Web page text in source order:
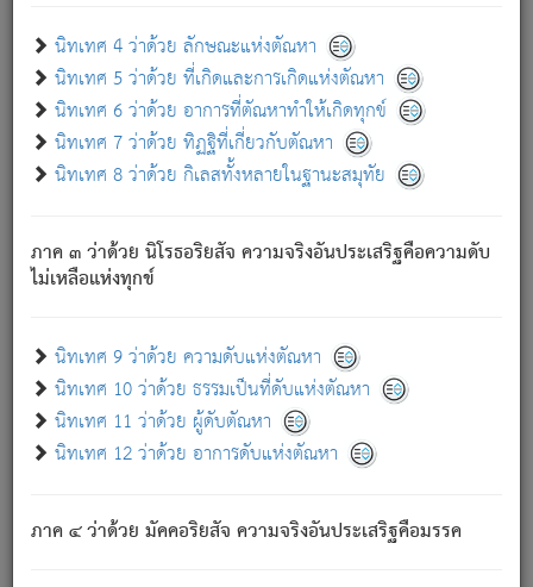
นิทเทศ 4 ว่าด้วย ลักษณะแห่งตัณหา
นิทเทศ 5 ว่าด้วย ที่เกิดและการเกิดแห่งตัณหา
นิทเทศ 6 ว่าด้วย อาการที่ตัณหาทำให้เกิดทุกข์
นิทเทศ 7 ว่าด้วย ทิฏฐิที่เกี่ยวกับตัณหา
นิทเทศ 8 ว่าด้วย กิเลสทั้งหลายในฐานะสมุทัย
ภาค ๓ ว่าด้วย นิโรธอริยสัจ ความจริงอันประเสริฐคือความดับ
ไม่เหลือแห่งทุกข์
นิทเทศ 9 ว่าด้วย ความดับแห่งตัณหา
นิทเทศ 10 ว่าด้วย ธรรมเป็นที่ดับแห่งตัณหา
นิทเทศ 11 ว่าด้วย ผู้ดับตัณหา
นิทเทศ 12 ว่าด้วย อาการดับแห่งตัณหา
ภาค ๔ ว่าด้วย มัคคอริยสัจ ความจริงอันประเสริฐคือมรรค
อย่างนี้อยู่; เขาย่อมละภวตัณหาได้ และไม่เพลิดเพลินวิภวตัณหา
ด้วย.
ความดับเพราะความสำรอกไม่เหลือ (แห่งภพทั้งหลาย)
เพราะความสิ้นไปแห่งตัณหาโดยประการทั้งปวง นั้นคือ
นิพพาน.
ภพใหม่ย่อมไม่มีแก่ภิกษุนั้น ผู้ดับเย็นสนิทแล้ว เพราะไม่มี
ภิกษุนั้น เป็นผู้ครอบงำมารได้แล้ว ชนะสงครามแล้ว ก้าวล่วง
ภพทั้งหลายทั้งปวงได้แล้ว เป็นผู้คงที่ (คือไม่เปลี่ยนแปลงอีกต่อ
- อุ.ขุ. ๒๕/๑๒๑/๘๔.
(ข้อความนี้ เป็นพระพุทธอุทานที่ทรงเปล่งออก ที่โคนต้นโพธิ์
เป็นที่ตรัสรู้ เมื่อตรัสรู้แล้วได้ 7 วัน)